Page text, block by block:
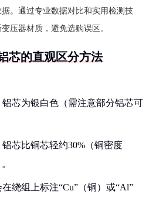
。通过专业数据对比和实用检测技
压器材质，避免选购误区。
芯的直观区分方法
芯为银白色（需注意部分铝芯可
芯比铜芯轻约30%（铜密度
绕组上标注“Cu”（铜）或“Al”